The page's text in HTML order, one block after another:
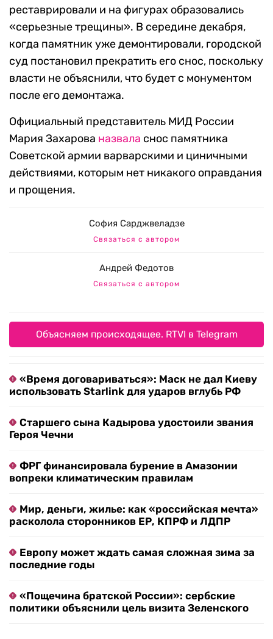
реставрировали и на фигурах образовались
«серьезные трещины». В середине декабря,
когда памятник уже демонтировали, городской
суд постановил прекратить его снос, поскольку
власти не объяснили, что будет с монументом
после его демонтажа.
Официальный представитель МИД России
Мария Захарова назвала снос памятника
Советской армии варварскими и циничными
действиями, которым нет никакого оправдания
и прощения.
София Сарджвеладзе
Связаться с автором
Андрей Федотов
Связаться с автором
Объясняем происходящее. RTVI в Telegram
«Время договариваться»: Маск не дал Киеву
использовать Starlink для ударов вглубь РФ
Старшего сына Кадырова удостоили звания
Героя Чечни
ФРГ финансировала бурение в Амазонии
вопреки климатическим правилам
Мир, деньги, жилье: как «российская мечта»
расколола сторонников ЕР, КПРФ и ЛДПР
Европу может ждать самая сложная зима за
последние годы
«Пощечина братской России»: сербские
политики объяснили цель визита Зеленского